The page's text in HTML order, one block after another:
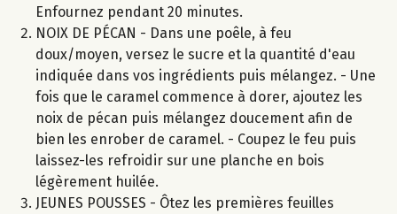
Enfournez pendant 20 minutes.
NOIX DE PÉCAN - Dans une poêle, à feu
doux/moyen, versez le sucre et la quantité d'eau
indiquée dans vos ingrédients puis mélangez. - Une
fois que le caramel commence à dorer, ajoutez les
noix de pécan puis mélangez doucement afin de
bien les enrober de caramel. - Coupez le feu puis
laissez-les refroidir sur une planche en bois
légèrement huilée.
JEUNES POUSSES - Ôtez les premières feuilles